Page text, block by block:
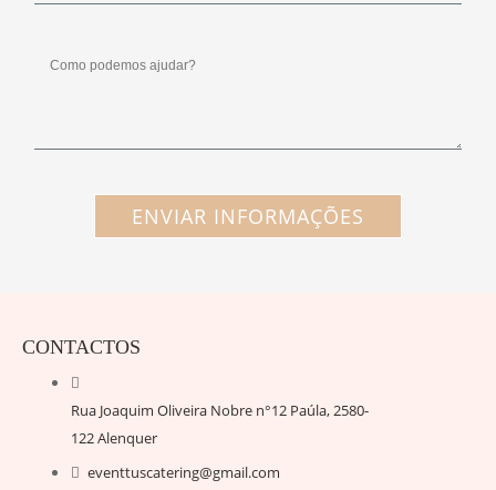
ENVIAR INFORMAÇÕES
CONTACTOS
Rua Joaquim Oliveira Nobre n°12 Paúla, 2580-
122 Alenquer
eventtuscatering@gmail.com